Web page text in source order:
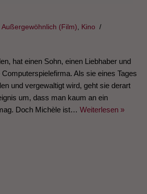
Außergewöhnlich (Film), Kino
hat einen Sohn, einen Liebhaber und
Als sie eines Tages
und vergewaltigt wird, geht sie derart
um, dass man kaum an ein
Doch Michèle ist… Weiterlesen »